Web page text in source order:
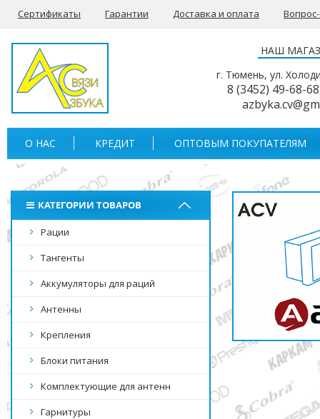
Сертификаты Гарантии Доставка и оплата
НАШ
г. Тюмень, ул.
8 (3452) 49-68-68
О НАС КРЕДИТ ОПТОВЫМ ПОКУПАТЕЛЯМ
КАТЕГОРИИ ТОВАРОВ
Рации
Тангенты
Аккумуляторы для раций
Антенны
Крепления
Блоки питания
Комплектующие для антенн
Гарнитуры